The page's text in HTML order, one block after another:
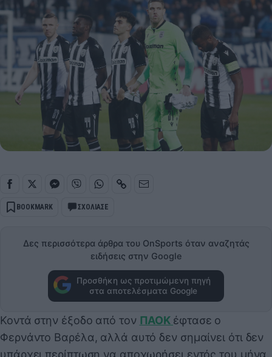
BOOKMARK ΣΧΟΛΙΑΣΕ
Δες περισσότερα άρθρα του OnSports όταν αναζητάς
ειδήσεις στην Google
Προσθήκη ως προτιμώμενη πηγή
στα αποτελέσματα Google
Κοντά στην έξοδο από τον ΠΑΟΚ έφτασε ο
Φερνάντο Βαρέλα, αλλά αυτό δεν σημαίνει ότι δεν
υπάρχει περίπτωση να αποχωρήσει εντός του μήνα.